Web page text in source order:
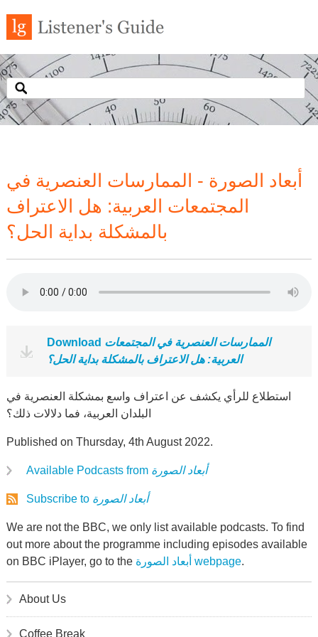
أبعاد الصورة - الممارسات العنصرية في
المجتمعات العربية: هل الاعتراف
بالمشكلة بداية الحل؟
Download الممارسات العنصرية في المجتمعات
العربية: هل الاعتراف بالمشكلة بداية الحل؟
استطلاع للرأي يكشف عن اعتراف واسع بمشكلة العنصرية في
البلدان العربية، فما دلالات ذلك؟
Published on Thursday, 4th August 2022.
Available Podcasts from أبعاد الصورة
Subscribe to أبعاد الصورة
We are not the BBC, we only list available podcasts. To find
out more about the programme including episodes available
on BBC iPlayer, go to the
أبعاد الصورة webpage.
About Us
Coffee Break